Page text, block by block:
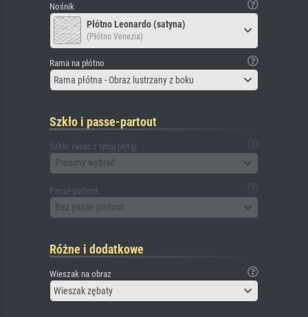
Nośnik
Płótno Leonardo (satyna)
(Płótno Venezia)
Rama na płótno
Rama płótna - Obraz lustrzany z boku
Szkło i passe-partout
Szkło (wraz z tylną płytą)
Prosimy wybrać
Passe-partout
Bez passe-partout
Różne i dodatkowe
Wieszak na obraz
Wieszak zębaty